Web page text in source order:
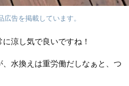
告を掲載しています。
涼し気で良いですね！
水換えは重労働だしなぁと、つ